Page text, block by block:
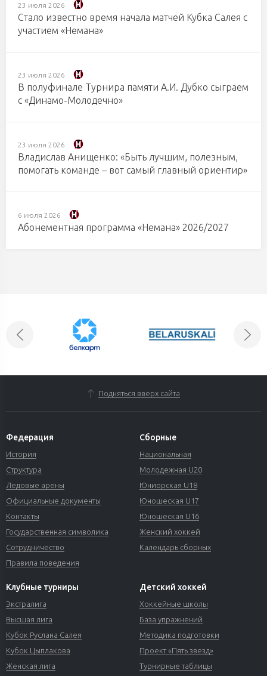
23 июля 2026
Стало известно время начала матчей Кубка Салея с
участием «Немана»
23 июля 2026
В полуфинале Турнира памяти А.И. Дубко сыграем
с «Динамо-Молодечно»
23 июля 2026
Владислав Анищенко: «Быть лучшим, полезным,
помогать команде – вот самый главный ориентир»
6 июля 2026
Абонементная программа «Немана» 2026/2027
Подняться вверх сайта
Федерация
История
Структура
Ледовые арены
Официальные документы
Контакты
Государственная символика
Сотрудничество
Правила поведения
Сборные
Национальная
Молодежная U20
Юниорская U18
Юношеская U17
Юношеская U16
Женский хоккей
Календарь сборных
Клубные турниры
Экстралига
Высшая лига
Кубок Руслана Салея
Кубок Цыплакова
Женская лига
Детский хоккей
Хоккейные школы
База упражнений
Методика подготовки
Проект «Пять звезд»
Турнирные таблицы